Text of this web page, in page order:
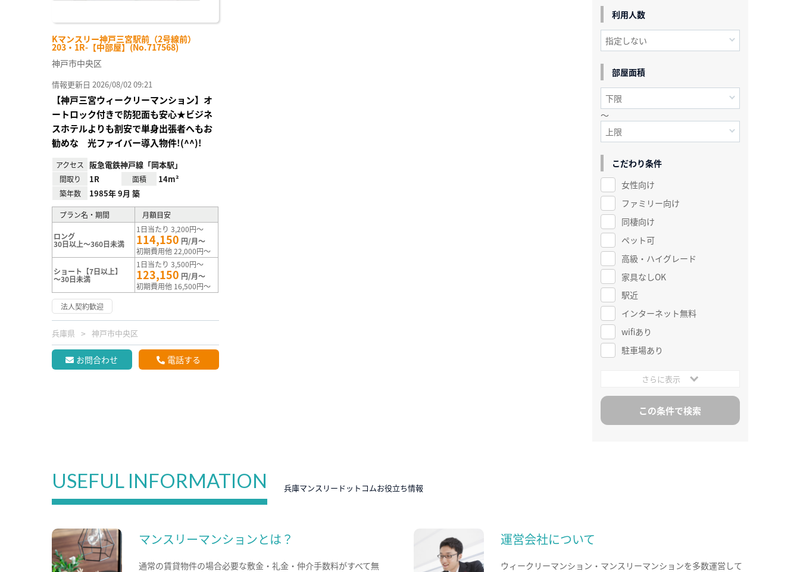
Kマンスリー神戸三宮駅前（2号線前）
203・1R-【中部屋】(No.717568)
神戸市中央区
情報更新日 2026/08/02 09:21
【神戸三宮ウィークリーマンション】オ
ートロック付きで防犯面も安心★ビジネ
スホテルよりも割安で単身出張者へもお
勧めな 光ファイバー導入物件!(^^)!
アクセス 阪急電鉄神戸線「岡本駅」
間取り 1R 面積 14m²
築年数 1985年 9月 築
プラン名・期間 月額目安
ロング
30日以上～360日未満
1日当たり 3,200円～
114,150 円/月～
初期費用他 22,000円～
ショート【7日以上】
～30日未満
1日当たり 3,500円～
123,150 円/月～
初期費用他 16,500円～
法人契約歓迎
兵庫県 神戸市中央区
お問合わせ 電話する
利用人数
部屋面積
～
こだわり条件
女性向け
ファミリー向け
同棲向け
ペット可
高級・ハイグレード
家具なしOK
駅近
インターネット無料
wifiあり
駐車場あり
さらに表示
USEFUL INFORMATION 兵庫マンスリードットコムお役立ち情報
マンスリーマンションとは？
通常の賃貸物件の場合必要な敷金・礼金・仲介手数料がすべて無
運営会社について
ウィークリーマンション・マンスリーマンションを多数運営して